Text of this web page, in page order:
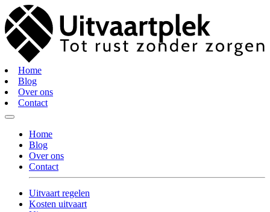
Home
Blog
Over ons
Contact
Home
Blog
Over ons
Contact
Uitvaart regelen
Kosten uitvaart